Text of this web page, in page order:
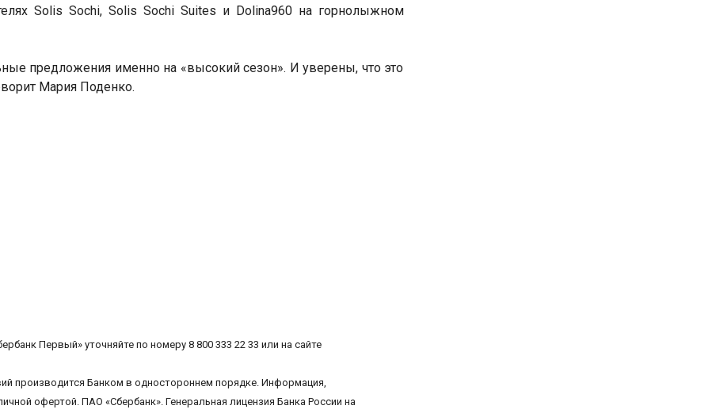
Solis Sochi, Solis Sochi Suites и Dolina960 на горнолыжном
предложения именно на «высокий сезон». И уверены, что это
Мария Поденко.
Первый» уточняйте по номеру 8 800 333 22 33 или на сайте
производится Банком в одностороннем порядке. Информация,
офертой. ПАО «Сбербанк». Генеральная лицензия Банка России на